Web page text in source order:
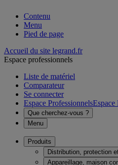
Contenu
Menu
Pied de page
Accueil du site legrand.fr
Espace professionnels
Liste de matériel
Comparateur
Se connecter
Espace ProfessionnelsEspace
Que cherchez-vous ?
Menu
Produits
Distribution, protection
Appareillage, maison